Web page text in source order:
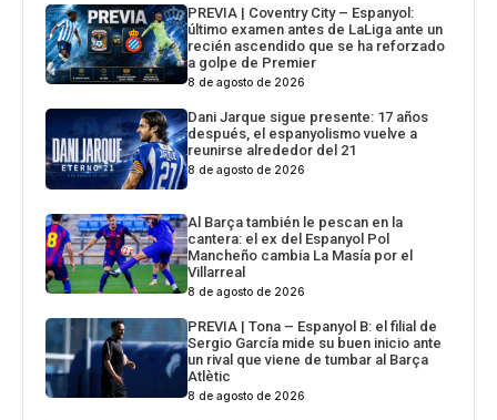
PREVIA | Coventry City – Espanyol:
último examen antes de LaLiga ante un
recién ascendido que se ha reforzado
a golpe de Premier
8 de agosto de 2026
Dani Jarque sigue presente: 17 años
después, el espanyolismo vuelve a
reunirse alrededor del 21
8 de agosto de 2026
Al Barça también le pescan en la
cantera: el ex del Espanyol Pol
Mancheño cambia La Masía por el
Villarreal
8 de agosto de 2026
PREVIA | Tona – Espanyol B: el filial de
Sergio García mide su buen inicio ante
un rival que viene de tumbar al Barça
Atlètic
8 de agosto de 2026